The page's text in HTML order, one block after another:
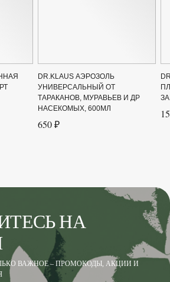
DR.KLAUS АЭРОЗОЛЬ
УНИВЕРСАЛЬНЫЙ ОТ
ТАРАКАНОВ, МУРАВЬЕВ И ДР
НАСЕКОМЫХ, 600МЛ
650 ₽
НА
ВАЖНОЕ – ПРОМОКОДЫ, АКЦИИ И